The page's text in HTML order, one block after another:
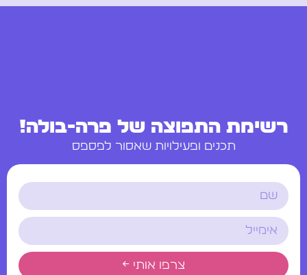
רשימת התפוצה של פרה-בולה!
תכנים ופעילויות שאסור לפספס
צרפו אותי ←